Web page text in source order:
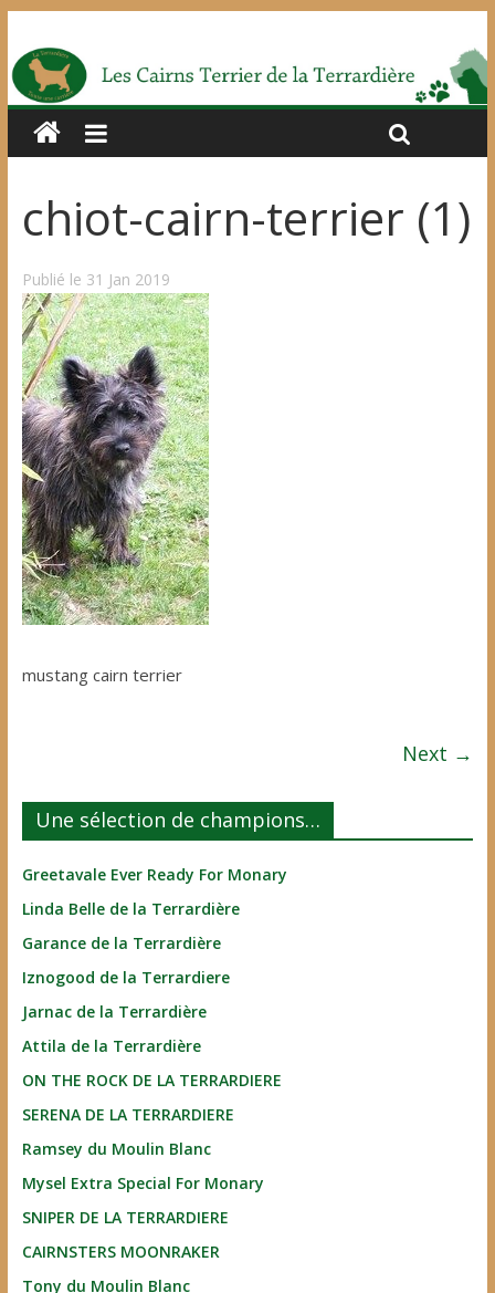
chiot-cairn-terrier (1)
Publié le 31 Jan 2019
mustang cairn terrier
Next →
Une sélection de champions…
Greetavale Ever Ready For Monary
Linda Belle de la Terrardière
Garance de la Terrardière
Iznogood de la Terrardiere
Jarnac de la Terrardière
Attila de la Terrardière
ON THE ROCK DE LA TERRARDIERE
SERENA DE LA TERRARDIERE
Ramsey du Moulin Blanc
Mysel Extra Special For Monary
SNIPER DE LA TERRARDIERE
CAIRNSTERS MOONRAKER
Tony du Moulin Blanc